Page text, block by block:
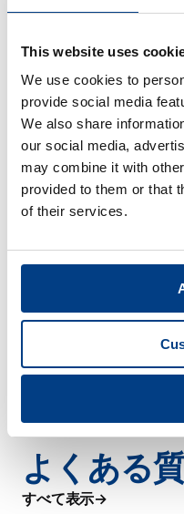
This website uses
We use cookies to
provide social media
We also share
our social media,
may combine it with
provided to them or that
of their services.
車両
よくある
すべて表示